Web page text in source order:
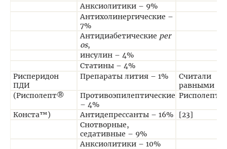
Анксиолитики – 9%
Антихолинергические –
7%
Антидиабетические per
os,
инсулин – 4%
Статины – 4%
Рисперидон
ПДИ
Препараты лития – 1%
Считали
равными
(Рисполепт®
Противоэпилептические
– 4%
Конста™) Антидепрессанты – 16%
[23]
Снотворные,
седативные – 9%
Анксиолитики – 10%